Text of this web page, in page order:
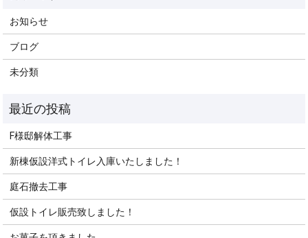
お知らせ
ブログ
未分類
F様邸解体工事
新棟仮設洋式トイレ入庫いたしました！
庭石撤去工事
仮設トイレ販売致しました！